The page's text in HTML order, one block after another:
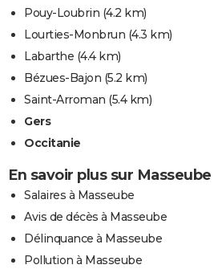
Pouy-Loubrin (4.2 km)
Lourties-Monbrun (4.3 km)
Labarthe (4.4 km)
Bézues-Bajon (5.2 km)
Saint-Arroman (5.4 km)
Gers
Occitanie
En savoir plus sur Masseube
Salaires à Masseube
Avis de décès à Masseube
Délinquance à Masseube
Pollution à Masseube